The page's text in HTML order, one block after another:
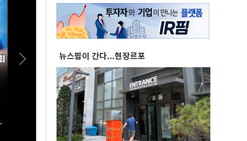
[스팟Live] 김민석·정청래 ‘초접전’ 2차전 승자
는?...제3차 정기전국당원대회 후보자 인천 합동
연설회 생중계 | 26.08.08
뉴스핌이 간다...현장르포